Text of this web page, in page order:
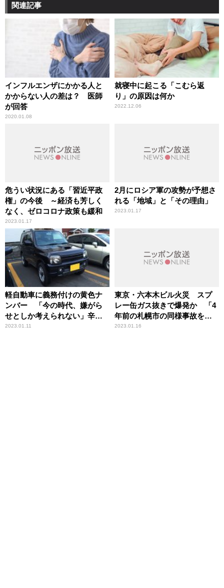
関連記事
インフルエンザにかかる人と
かからない人の差は？ 医師
が回答
2020.01.08
就寝中に起こる「こむら返
り」の原因は何か
2022.12.06
危うい状況にある「習近平政
権」の今後 ～経済も芳しく
なく、ゼロコロナ政策も緩和
2023.01.17
2月にロシア軍の攻勢が予想さ
れる「地域」と「その理由」
2023.01.17
軽自動車に義務付けの黄色ナ
ンバー 「今の時代、嫌がら
せとしか考えられない」辛坊
治郎が疑問投げかけ
2023.01.11
東京・六本木ビル火災 スプ
レー缶ガス抜きで爆発か 「4
年前の札幌市の同様事故を教
訓にしていれば防げた」辛坊
2023.01.16